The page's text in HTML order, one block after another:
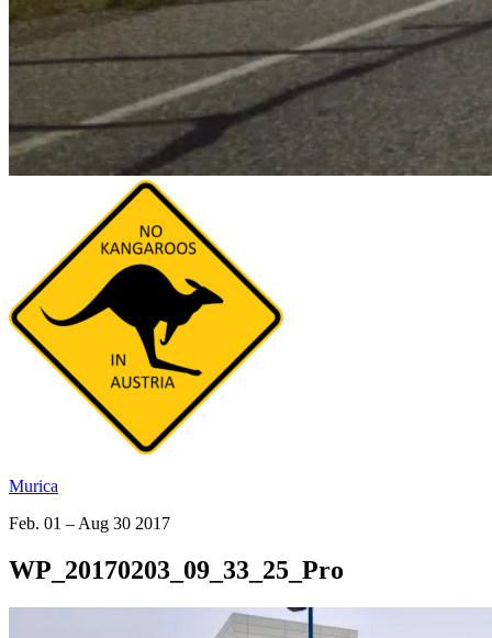
Murica
Feb. 01 – Aug 30 2017
WP_20170203_09_33_25_Pro